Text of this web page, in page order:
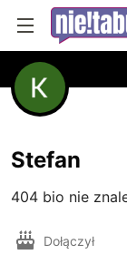
Stefan
404 bio nie
Dołączył